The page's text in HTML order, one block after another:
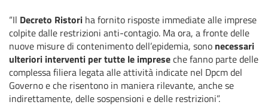
“Il Decreto Ristori ha fornito risposte immediate alle imprese
colpite dalle restrizioni anti-contagio. Ma ora, a fronte delle
nuove misure di contenimento dell’epidemia, sono necessari
ulteriori interventi per tutte le impreseche fanno parte delle
complessa filiera legata alle attività indicate nel Dpcm del
Governo e che risentono in maniera rilevante, anche se
indirettamente, delle sospensioni e delle restrizioni”.